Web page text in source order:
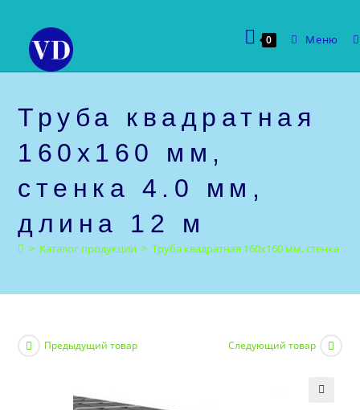
содержимому
0 Меню
Труба квадратная
160х160 мм,
стенка 4.0 мм,
длина 12 м
> Каталог продукции > Труба квадратная 160х160 мм, стенка
Предыдущий товар Следующий товар